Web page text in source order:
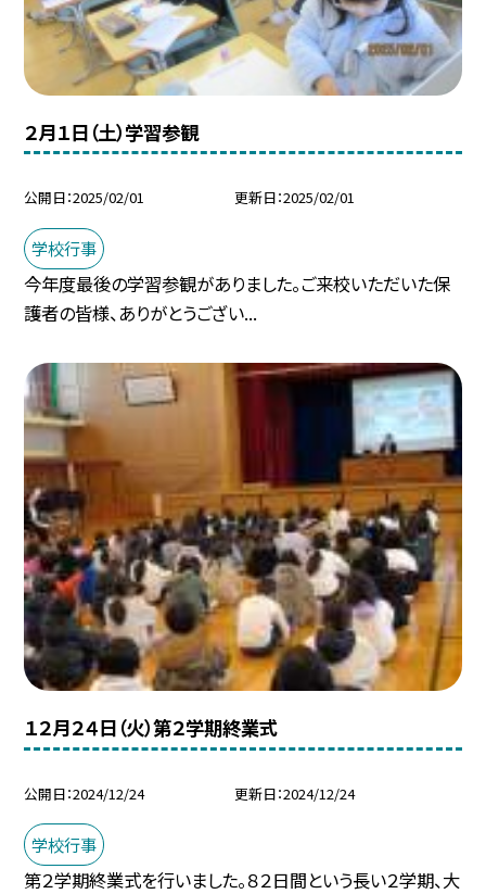
２月１日（土）学習参観
公開日 2025/02/01 更新日 2025/02/01
学校行事
今年度最後の学習参観がありました。ご来校いただいた保
護者の皆様、ありがとうござい...
１２月２４日（火）第２学期終業式
公開日 2024/12/24 更新日 2024/12/24
学校行事
第２学期終業式を行いました。８２日間という長い２学期、大